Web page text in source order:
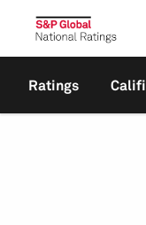
Ratings